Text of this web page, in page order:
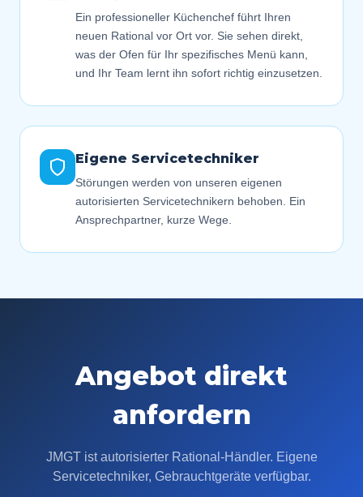
Eigene Servicetechniker
Störungen werden von unseren eigenen
autorisierten Servicetechnikern behoben. Ein
Ansprechpartner, kurze Wege.
Ein professioneller Küchenchef führt Ihren
neuen Rational vor Ort vor. Sie sehen direkt,
was der Ofen für Ihr spezifisches Menü kann,
und Ihr Team lernt ihn sofort richtig einzusetzen.
Angebot direkt
anfordern
JMGT ist autorisierter Rational-Händler. Eigene
Servicetechniker, Gebrauchtgeräte verfügbar.